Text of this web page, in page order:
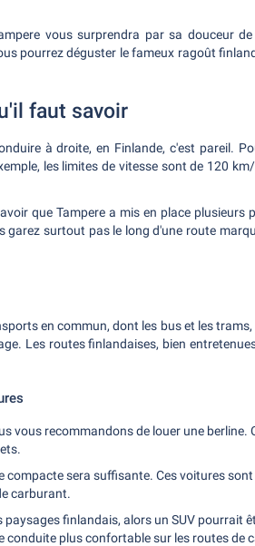
vous surprendra par sa douceur
pourrez déguster le fameux ragoût
faut savoir
à droite, en Finlande, c'est pareil.
les limites de vitesse sont de 120
que Tampere a mis en place plusieurs
surtout pas le long d'une route
en commun, dont les bus et les
Les routes finlandaises, bien
vous recommandons de louer une berline.
compacte sera suffisante. Ces voitures
carburant.
finlandais, alors un SUV pourrait
plus confortable sur les routes de